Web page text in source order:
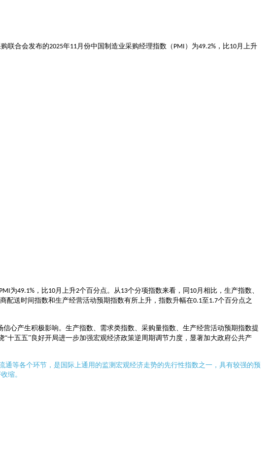
联合会发布的2025年11 月份中国制造业采购经理指数（ PMI ）为49.2% ，比10 月上升
PMI 为49.1% ，比10 月上升2个百分点。从 13个分项指数来看，同 10 月相比，生产指数、
配送时间指数和生产经营活动预期指数有所上升，指数升幅在0.1至 1.7个百分点之
心产生积极影响。生产指数、需求类指数、采购量指数、生产经营活动预期指数提
十五五”良好开局进一步加强宏观经济政策逆周期调节力度，显著加大政府公共产
等各个环节，是国际上通用的监测宏观经济走势的先行性指数之一，具有较强的预
缩。